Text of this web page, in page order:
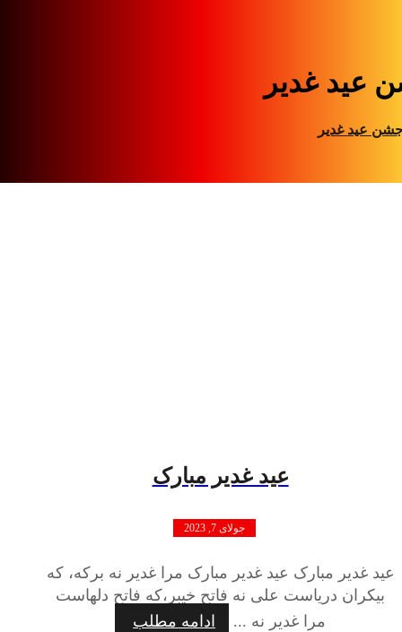
عید غدیر
عید غدیر
عید غدیر مبارک
جولای 7, 2023
عید غدیر مبارک عید غدیر مبارک مرا غدیر نه برکه، که
بیکران دریاست علی نه فاتح خیبر،که فاتح دلهاست
مرا غدیر نه ...
ادامه مطلب